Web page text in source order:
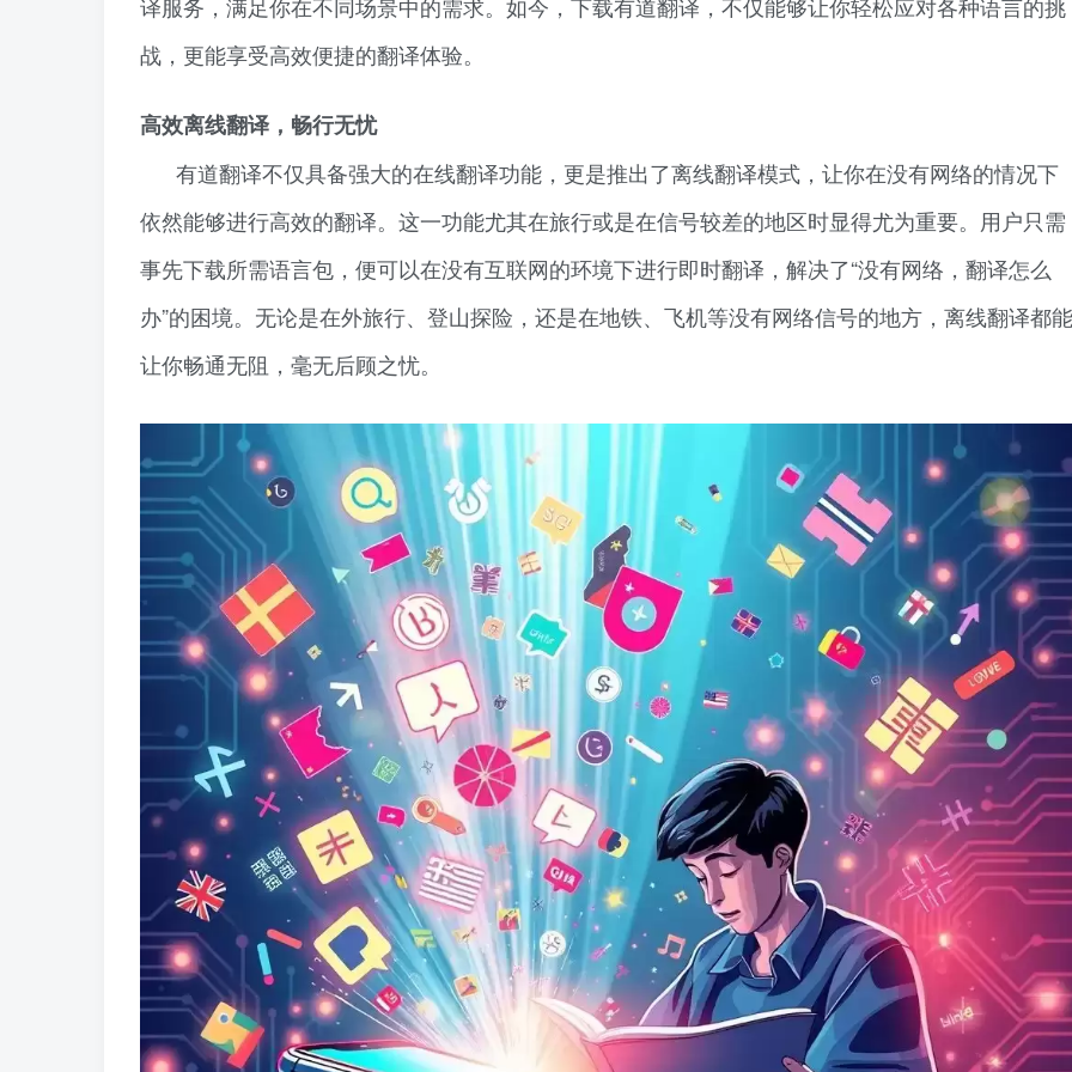
译服务，满足你在不同场景中的需求。如今，下载有道翻译，不仅能够让你轻松应对各种语言的挑
战，更能享受高效便捷的翻译体验。
高效离线翻译，畅行无忧
有道翻译不仅具备强大的在线翻译功能，更是推出了离线翻译模式，让你在没有网络的情况下
依然能够进行高效的翻译。这一功能尤其在旅行或是在信号较差的地区时显得尤为重要。用户只需
事先下载所需语言包，便可以在没有互联网的环境下进行即时翻译，解决了“没有网络，翻译怎么
办”的困境。无论是在外旅行、登山探险，还是在地铁、飞机等没有网络信号的地方，离线翻译都能
让你畅通无阻，毫无后顾之忧。